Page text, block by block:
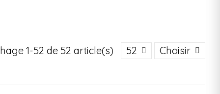
1-52 de 52 article(s) 52 Choisir